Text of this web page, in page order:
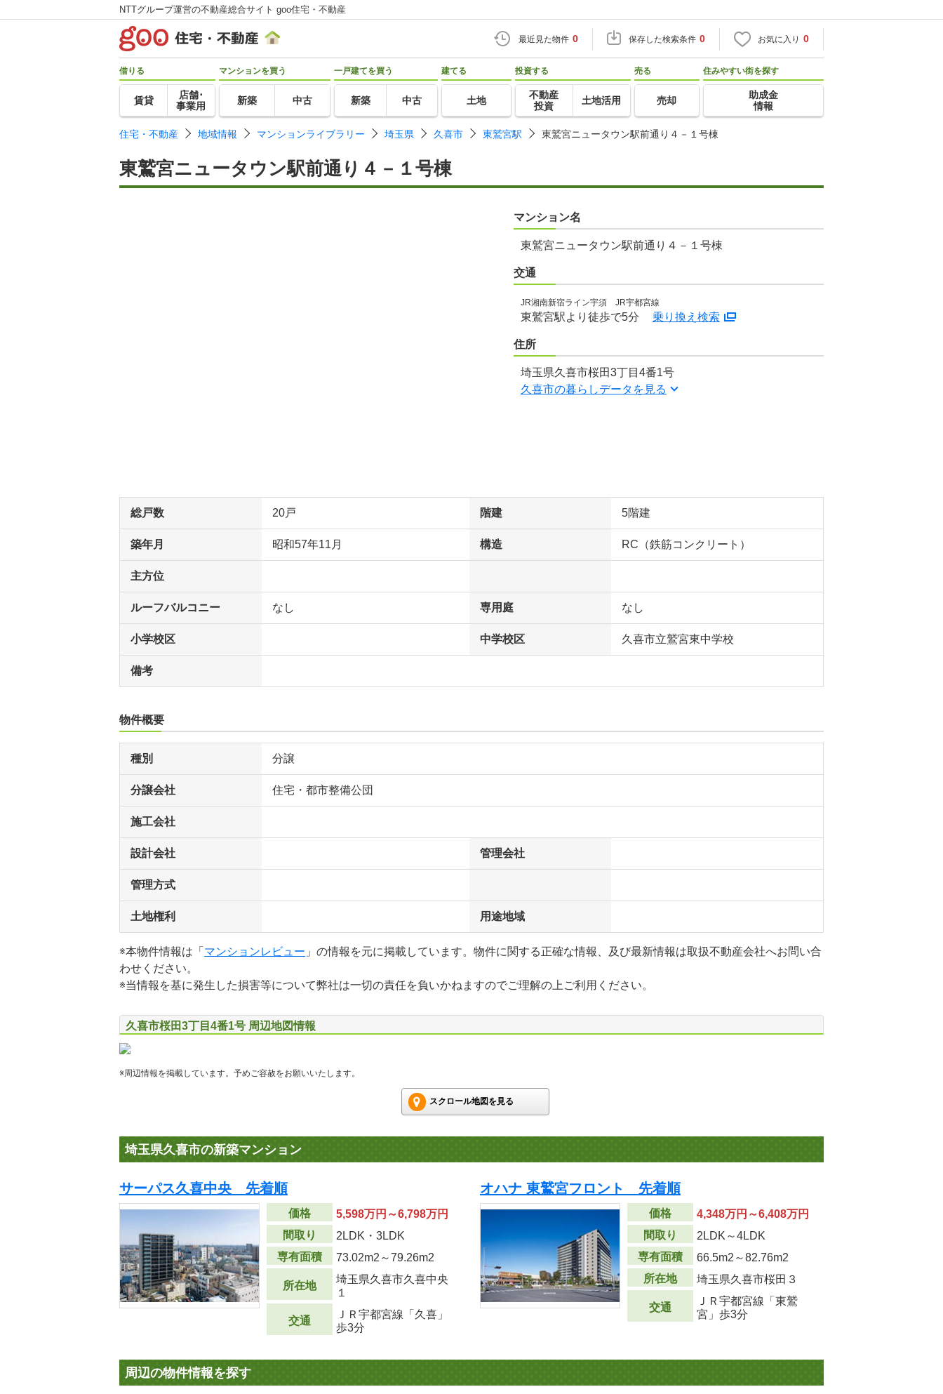
NTTグループ運営の不動産総合サイト goo住宅・不動産
最近見た物件 0 保存した検索条件 0 お気に入り 0
借りる
賃貸
店舗･
事業用
マンションを買う
新築 中古
一戸建てを買う
新築 中古
建てる
土地
投資する
不動産
投資
土地活用
売る
売却
住みやすい街を探す
助成金
情報
住宅・不動産 地域情報 マンションライブラリー 埼玉県 久喜市 東鷲宮駅 東鷲宮ニュータウン駅前通り４－１号棟
東鷲宮ニュータウン駅前通り４－１号棟
マンション名
東鷲宮ニュータウン駅前通り４－１号棟
交通
JR湘南新宿ライン宇須 JR宇都宮線
東鷲宮駅より徒歩で5分 乗り換え検索
住所
埼玉県久喜市桜田3丁目4番1号
久喜市の暮らしデータを見る
総戸数 20戸 階建 5階建
築年月 昭和57年11月 構造 RC（鉄筋コンクリート）
主方位
ルーフバルコニー なし 専用庭 なし
小学校区 中学校区 久喜市立鷲宮東中学校
備考
物件概要
種別 分譲
分譲会社 住宅・都市整備公団
施工会社
設計会社 管理会社
管理方式
土地権利 用途地域
※本物件情報は「 マンションレビュー 」の情報を元に掲載しています。物件に関する正確な情報、及び最新情報は取扱不動産会社へお問い合
わせください。
※当情報を基に発生した損害等について弊社は一切の責任を負いかねますのでご理解の上ご利用ください。
久喜市桜田3丁目4番1号 周辺地図情報
※周辺情報を掲載しています。予めご容赦をお願いいたします。
スクロール地図を見る
埼玉県久喜市の新築マンション
サーパス久喜中央 先着順
価格
5,598万円～6,798万円
間取り
2LDK・3LDK
専有面積
73.02m2 ～79.26m2
所在地
埼玉県久喜市久喜中央
１
交通
ＪＲ宇都宮線「久喜」
歩3分
オハナ 東鷲宮フロント 先着順
価格
4,348万円～6,408万円
間取り
2LDK～4LDK
専有面積
66.5m2 ～82.76m2
所在地
埼玉県久喜市桜田３
交通
ＪＲ宇都宮線「東鷲
宮」歩3分
周辺の物件情報を探す